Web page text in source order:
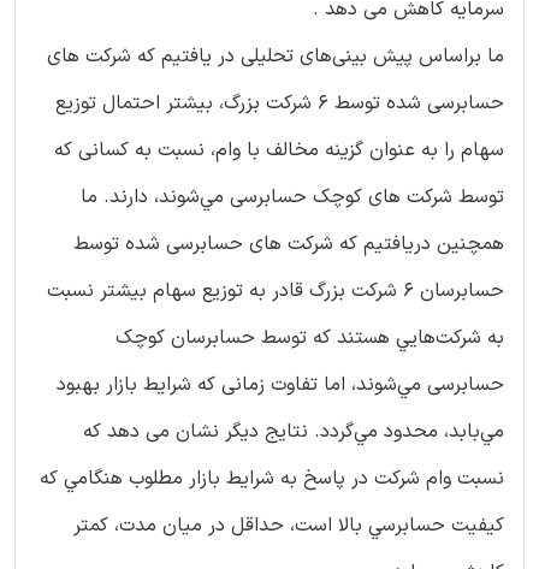
سرمایه کاهش می دهد .
ما براساس پیش بینی‌های تحلیلی در ‌يافتيم که شرکت های
حسابرسی شده توسط 6 شرکت بزرگ، بیشتر احتمال توزيع
سهام را به عنوان گزينه مخالف با وام، نسبت به کسانی که
توسط شرکت های کوچک حسابرسی مي‌شوند، دارند. ما
همچنین دريافتيم که شرکت های حسابرسی شده توسط
حسابرسان 6 شرکت بزرگ قادر به توزيع سهام بيشتر نسبت
به شركت‌هايي هستند كه توسط حسابرسان کوچک
حسابرسی مي‌شوند، اما تفاوت زمانی که شرایط بازار بهبود
مي‌بابد، محدود مي‌گردد. نتایج دیگر نشان می دهد که
نسبت وام شرکت در پاسخ به شرایط بازار مطلوب هنگامي كه
کیفیت حسابرسي بالا است، حداقل در میان مدت، كمتر